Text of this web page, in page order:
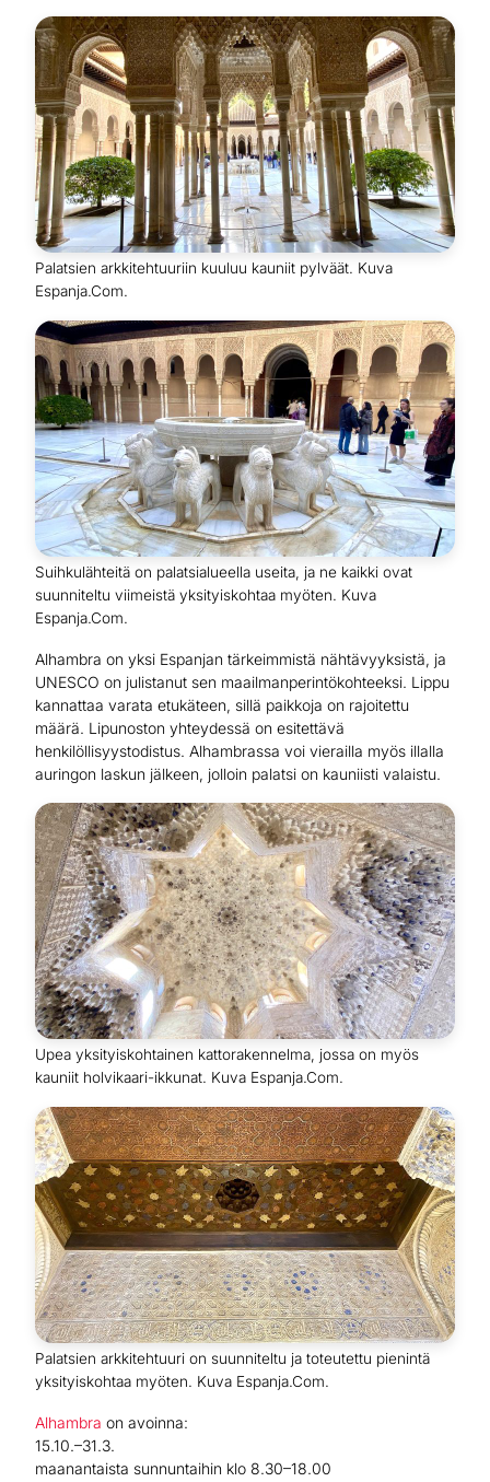
Palatsien arkkitehtuuriin kuuluu kauniit pylväät. Kuva
Espanja.Com.
Suihkulähteitä on palatsialueella useita, ja ne kaikki ovat
suunniteltu viimeistä yksityiskohtaa myöten. Kuva
Espanja.Com.
Alhambra on yksi Espanjan tärkeimmistä nähtävyyksistä, ja
UNESCO on julistanut sen maailmanperintökohteeksi. Lippu
kannattaa varata etukäteen, sillä paikkoja on rajoitettu
määrä. Lipunoston yhteydessä on esitettävä
henkilöllisyystodistus. Alhambrassa voi vierailla myös illalla
auringon laskun jälkeen, jolloin palatsi on kauniisti valaistu.
Upea yksityiskohtainen kattorakennelma, jossa on myös
kauniit holvikaari-ikkunat. Kuva Espanja.Com.
Palatsien arkkitehtuuri on suunniteltu ja toteutettu pienintä
yksityiskohtaa myöten. Kuva Espanja.Com.
Alhambra on avoinna:
15.10.–31.3.
maanantaista sunnuntaihin klo 8.30–18.00